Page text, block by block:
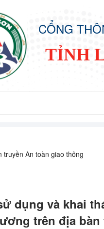
CỔNG
TỈNH
truyền An toàn giao thông
dụng và khai
trên địa